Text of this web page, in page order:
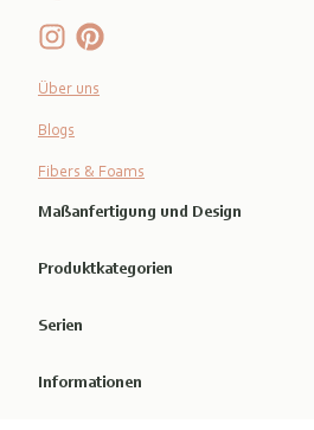
Über uns
Blogs
Fibers & Foams
Maßanfertigung und Design
Produktkategorien
Serien
Informationen